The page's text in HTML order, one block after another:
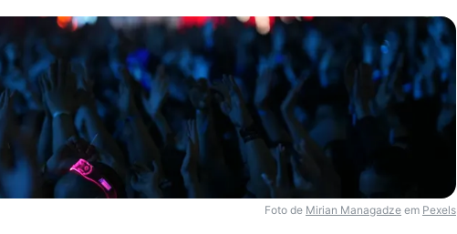
Foto de Mirian Managadze em Pexels